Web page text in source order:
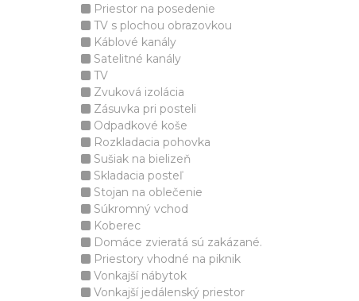
Priestor na posedenie
TV s plochou obrazovkou
Káblové kanály
Satelitné kanály
TV
Zvuková izolácia
Zásuvka pri posteli
Odpadkové koše
Rozkladacia pohovka
Sušiak na bielizeň
Skladacia posteľ
Stojan na oblečenie
Súkromný vchod
Koberec
Domáce zvieratá sú zakázané.
Priestory vhodné na piknik
Vonkajší nábytok
Vonkajší jedálenský priestor